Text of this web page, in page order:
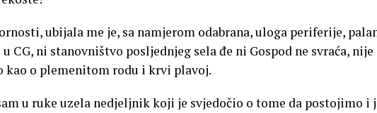
ubijala me je, sa namjerom odabrana, uloga periferije,
CG, ni stanovništvo posljednjeg sela đe ni Gospod ne svraća,
kao o plemenitom rodu i krvi plavoj.
u ruke uzela nedjeljnik koji je svjedočio o tome da postojimo i